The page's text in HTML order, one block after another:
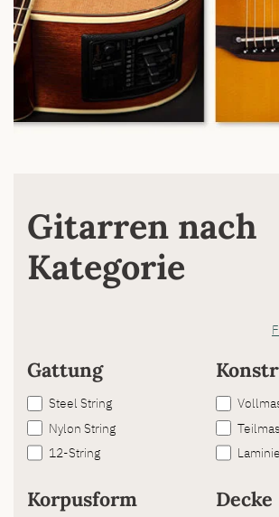
Gitarren nach
Kategorie
Gattung
Steel String
Nylon String
12-String
Korpusform Decke